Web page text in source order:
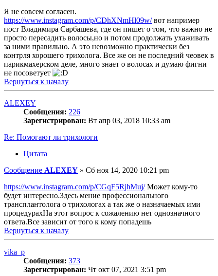
Я не совсем согласен.
https://www.instagram.com/p/CDhXNmHl09w/вот например
пост Владимира Сарбашева, где он пишет о том, что важно не
просто пересадить волосы,но и потом продолжать ухаживать
за ними правильно. А это невозможно практически без
контрля хорошего трихолога. Все же он не последний чеовек в
парикмахерском деле, много знает о волосах и думаю фигни
не посоветует
Вернуться к началу
ALEXEY
Сообщения: 226
Зарегистрирован: Вт апр 03, 2018 10:33 am
Re: Помогают ли трихологи
Цитата
Сообщение ALEXEY » Сб ноя 14, 2020 10:21 pm
https://www.instagram.com/p/CGqF5RjhMuj/Может кому-то
будет интересно.Здесь мение профессионального
трансплантолога о трихологах а так же о назначаемых ими
процедурахНа этот вопрос к сожалению нет однозначного
ответа.Все зависит от того к кому попадешь
Вернуться к началу
vika_p
Сообщения: 373
Зарегистрирован: Чт окт 07, 2021 3:51 pm